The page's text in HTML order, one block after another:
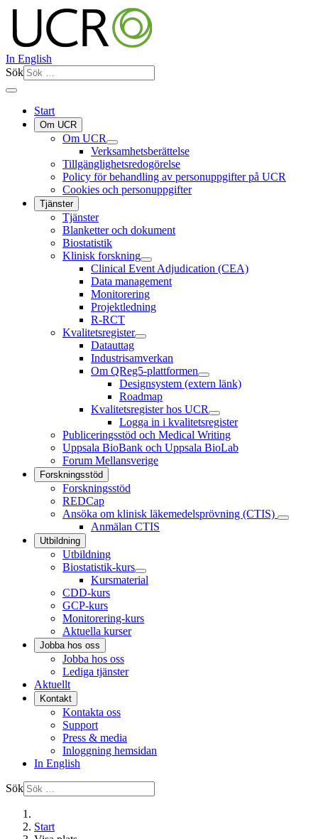
In English
Sök
Start
Om UCR
Om UCR
Verksamhetsberättelse
Tillgänglighetsredogörelse
Policy för behandling av personuppgifter på UCR
Cookies och personuppgifter
Tjänster
Tjänster
Blanketter och dokument
Biostatistik
Klinisk forskning
Clinical Event Adjudication (CEA)
Data management
Monitorering
Projektledning
R-RCT
Kvalitetsregister
Datauttag
Industrisamverkan
Om QReg5-plattformen
Designsystem (extern länk)
Roadmap
Kvalitetsregister hos UCR
Logga in i kvalitetsregister
Publiceringsstöd och Medical Writing
Uppsala BioBank och Uppsala BioLab
Forum Mellansverige
Forskningsstöd
Forskningsstöd
REDCap
Ansöka om klinisk läkemedelsprövning (CTIS)
Anmälan CTIS
Utbildning
Utbildning
Biostatistik-kurs
Kursmaterial
CDD-kurs
GCP-kurs
Monitorering-kurs
Aktuella kurser
Jobba hos oss
Jobba hos oss
Lediga tjänster
Aktuellt
Kontakt
Kontakta oss
Support
Press & media
Inloggning hemsidan
In English
Sök
Start